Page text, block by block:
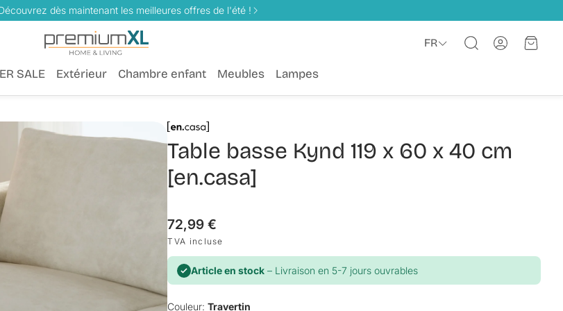
dès maintenant les meilleures offres de l'été !
FR
Rechercher
ComptePanier
SALE Extérieur Chambre enfant Meubles Lampes
Table basse Kynd 119 x 60 x 40 cm
[en.casa]
Prix
habituel
72,99 €
TVA incluse
Article en stock – Livraison en 5-7 jours ouvrables
Couleur:Travertin